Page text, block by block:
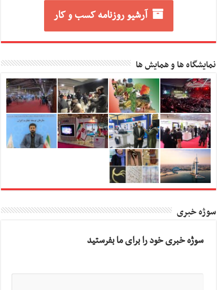
آرشیو روزنامه کسب و کار
نمایشگاه ها و همایش ها
سوژه خبری
سوژه خبری خود را برای ما بفرستید